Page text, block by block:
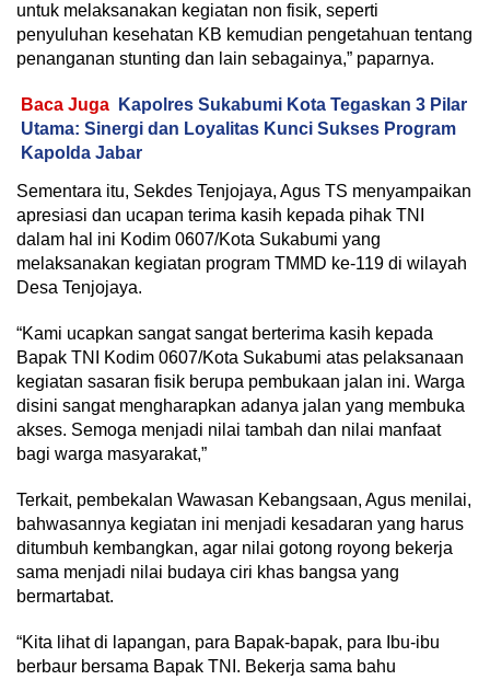
untuk melaksanakan kegiatan non fisik, seperti
penyuluhan kesehatan KB kemudian pengetahuan tentang
penanganan stunting dan lain sebagainya,” paparnya.
Baca Juga
Kapolres Sukabumi Kota Tegaskan 3 Pilar
Utama: Sinergi dan Loyalitas Kunci Sukses Program
Kapolda Jabar
Sementara itu, Sekdes Tenjojaya, Agus TS menyampaikan
apresiasi dan ucapan terima kasih kepada pihak TNI
dalam hal ini Kodim 0607/Kota Sukabumi yang
melaksanakan kegiatan program TMMD ke-119 di wilayah
Desa Tenjojaya.
“Kami ucapkan sangat sangat berterima kasih kepada
Bapak TNI Kodim 0607/Kota Sukabumi atas pelaksanaan
kegiatan sasaran fisik berupa pembukaan jalan ini. Warga
disini sangat mengharapkan adanya jalan yang membuka
akses. Semoga menjadi nilai tambah dan nilai manfaat
bagi warga masyarakat,”
Terkait, pembekalan Wawasan Kebangsaan, Agus menilai,
bahwasannya kegiatan ini menjadi kesadaran yang harus
ditumbuh kembangkan, agar nilai gotong royong bekerja
sama menjadi nilai budaya ciri khas bangsa yang
bermartabat.
“Kita lihat di lapangan, para Bapak-bapak, para Ibu-ibu
berbaur bersama Bapak TNI. Bekerja sama bahu